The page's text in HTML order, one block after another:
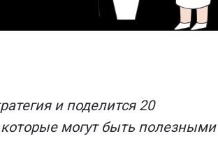
и поделится 20
могут быть полезными